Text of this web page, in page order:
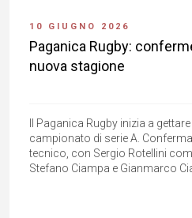
10 GIUGNO 2026
Paganica Rugby:
nuova stagione
Il Paganica Rugby inizia a
campionato di serie A.
tecnico, con Sergio Rotellini
Stefano Ciampa e Gianmarco